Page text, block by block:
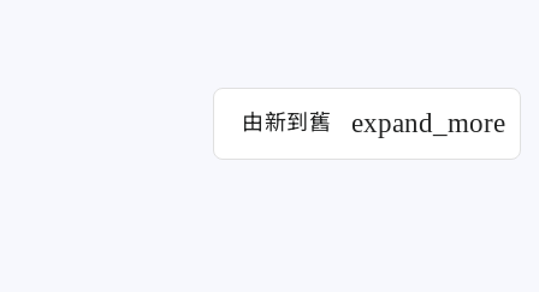
由新到舊 expand_more